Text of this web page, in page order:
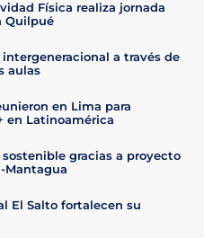
Física realiza jornada
Quilpué
a través de
aulas
en Lima para
en Latinoamérica
gracias a proyecto
Mantagua
El Salto fortalecen su